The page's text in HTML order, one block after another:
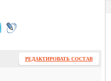
РЕДАКТИРОВАТЬ СОСТАВ